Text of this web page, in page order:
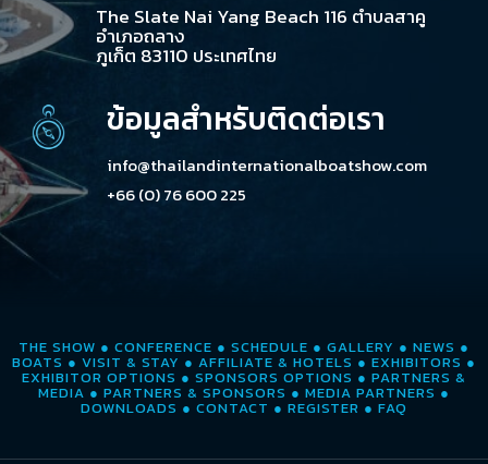
The Slate Nai Yang Beach 116 ตำบลสาคู
อำเภอถลาง
ภูเก็ต 83110 ประเทศไทย
ข้อมูลสำหรับติดต่อเรา
info@thailandinternationalboatshow.com
+66 (0) 76 600 225
THE SHOW ● CONFERENCE ● SCHEDULE ● GALLERY ● NEWS ●
BOATS ● VISIT & STAY ● AFFILIATE & HOTELS ● EXHIBITORS ●
EXHIBITOR OPTIONS ● SPONSORS OPTIONS ● PARTNERS &
MEDIA ● PARTNERS & SPONSORS ● MEDIA PARTNERS ●
DOWNLOADS ● CONTACT ● REGISTER ● FAQ